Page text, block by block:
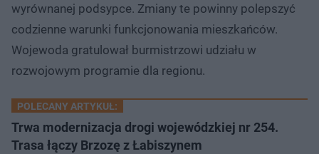
wyrównanej podsypce. Zmiany te powinny polepszyć
codzienne warunki funkcjonowania mieszkańców.
Wojewoda gratulował burmistrzowi udziału w
rozwojowym programie dla regionu.
POLECANY ARTYKUŁ:
Trwa modernizacja drogi wojewódzkiej nr 254.
Trasa łączy Brzozę z Łabiszynem